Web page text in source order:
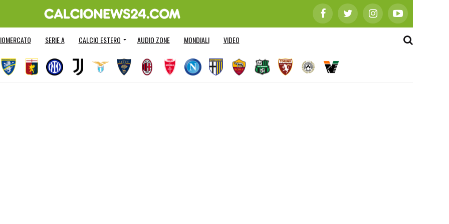
SERIE A CALCIO ESTERO AUDIO ZONE MONDIALI VIDEO